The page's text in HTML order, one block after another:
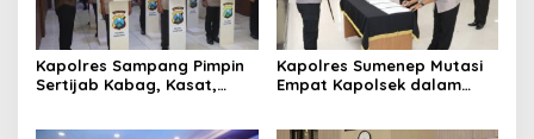
Kapolres Sampang Pimpin
Sertijab Kabag, Kasat,
Kapolres Sumenep Mutasi
Empat Kapolsek dalam